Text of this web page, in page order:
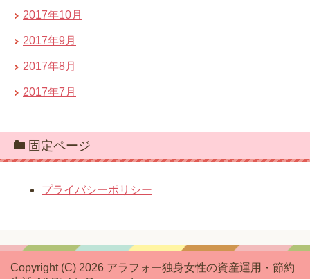
2017年10月
2017年9月
2017年8月
2017年7月
固定ページ
プライバシーポリシー
Copyright (C) 2026 アラフォー独身女性の資産運用・節約